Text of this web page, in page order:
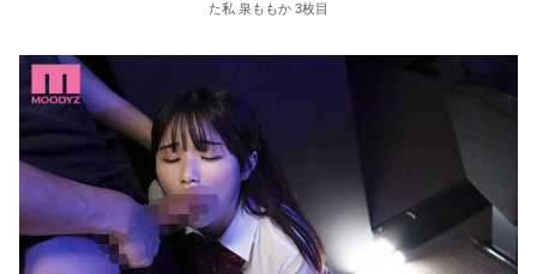
た私 泉ももか 3枚目